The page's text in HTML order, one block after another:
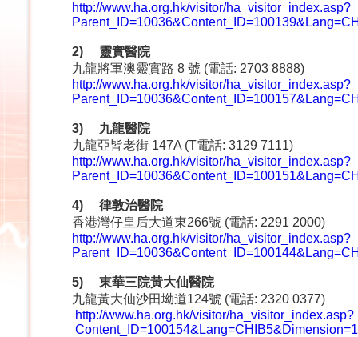
http://www.ha.org.hk/visitor/ha_visitor_index.asp?
2) 靈實醫院
九龍將軍澳靈實路 8 號 (電話: 2703 8888)
http://www.ha.org.hk/visitor/ha_visitor_index.asp?
3) 九龍醫院
九龍亞皆老街 147A (T電話: 3129 7111)
http://www.ha.org.hk/visitor/ha_visitor_index.asp?
4) 律敦治醫院
香港灣仔皇后大道東266號 (電話: 2291 2000)
http://www.ha.org.hk/visitor/ha_visitor_index.asp?
5) 東華三院黃大仙醫院
九龍黃大仙沙田坳道124號 (電話: 2320 0377)
http://www.ha.org.hk/visitor/ha_visitor_index.asp?